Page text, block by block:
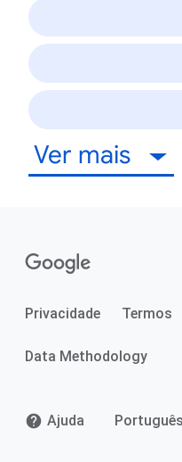
Ver mais
Privacidade Termos
Data Methodology
Ajuda